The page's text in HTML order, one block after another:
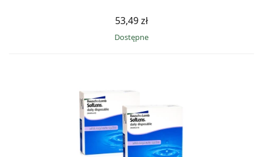
53,49 zł
Dostępne